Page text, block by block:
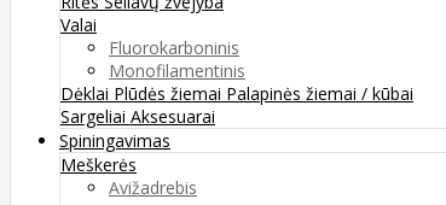
Valai
Fluorokarboninis
Monofilamentinis
Dėklai Plūdės žiemai Palapinės žiemai / kūbai
Sargeliai Aksesuarai
Spiningavimas
Meškerės
Avižadrebis